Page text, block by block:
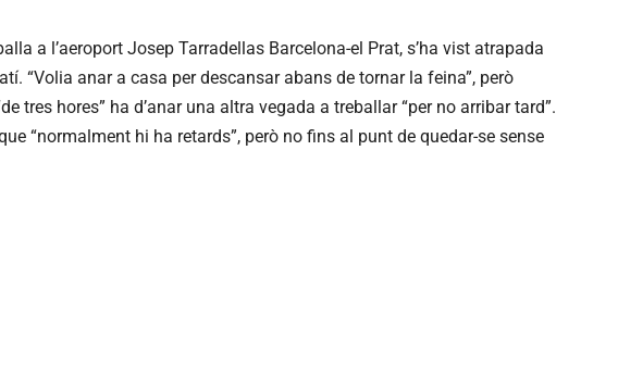
a l’aeroport Josep Tarradellas Barcelona-el Prat, s’ha vist atrapada
“Volia anar a casa per descansar abans de tornar la feina”, però
tres hores” ha d’anar una altra vegada a treballar “per no arribar tard”.
“normalment hi ha retards”, però no fins al punt de quedar-se sense